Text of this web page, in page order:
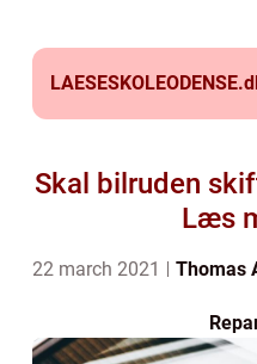
LAESESKOLEODENSE.
Skal bilruden
Læs
22 march 2021 Thomas